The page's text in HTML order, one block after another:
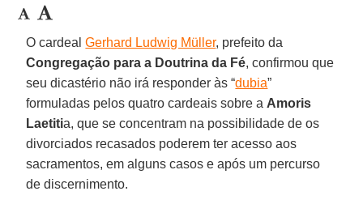
O cardealGerhard Ludwig Müller, prefeito da
Congregação para a Doutrina da Fé, confirmou que
seu dicastério não irá responder às “dubia”
formuladas pelos quatro cardeais sobre a Amoris
Laetitia, que se concentram na possibilidade de os
divorciados recasados poderem ter acesso aos
sacramentos, em alguns casos e após um percurso
de discernimento.